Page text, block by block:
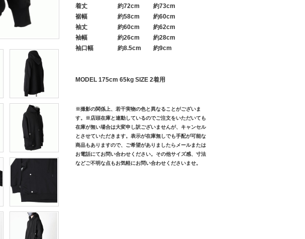
着丈 約72cm 約73cm
裾幅 約58cm 約60cm
袖丈 約60cm 約62cm
袖幅 約26cm 約28cm
袖口幅 約8.5cm 約9cm
MODEL 175cm 65kg SIZE 2着用
※撮影の関係上、若干実物の色と異なることがございま
す。※店頭在庫と連動しているのでご注文をいただいても
在庫が無い場合は大変申し訳ございませんが、キャンセル
とさせていただきます。表示が在庫無しでも手配が可能な
商品もありますので、ご希望がありましたらメールまたは
お電話にてお問い合わせください。その他サイズ感、寸法
などご不明な点もお気軽にお問い合わせくださいませ。